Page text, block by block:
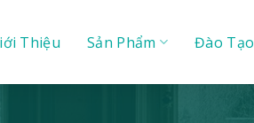
Thiệu Sản Phẩm Đào Tạo